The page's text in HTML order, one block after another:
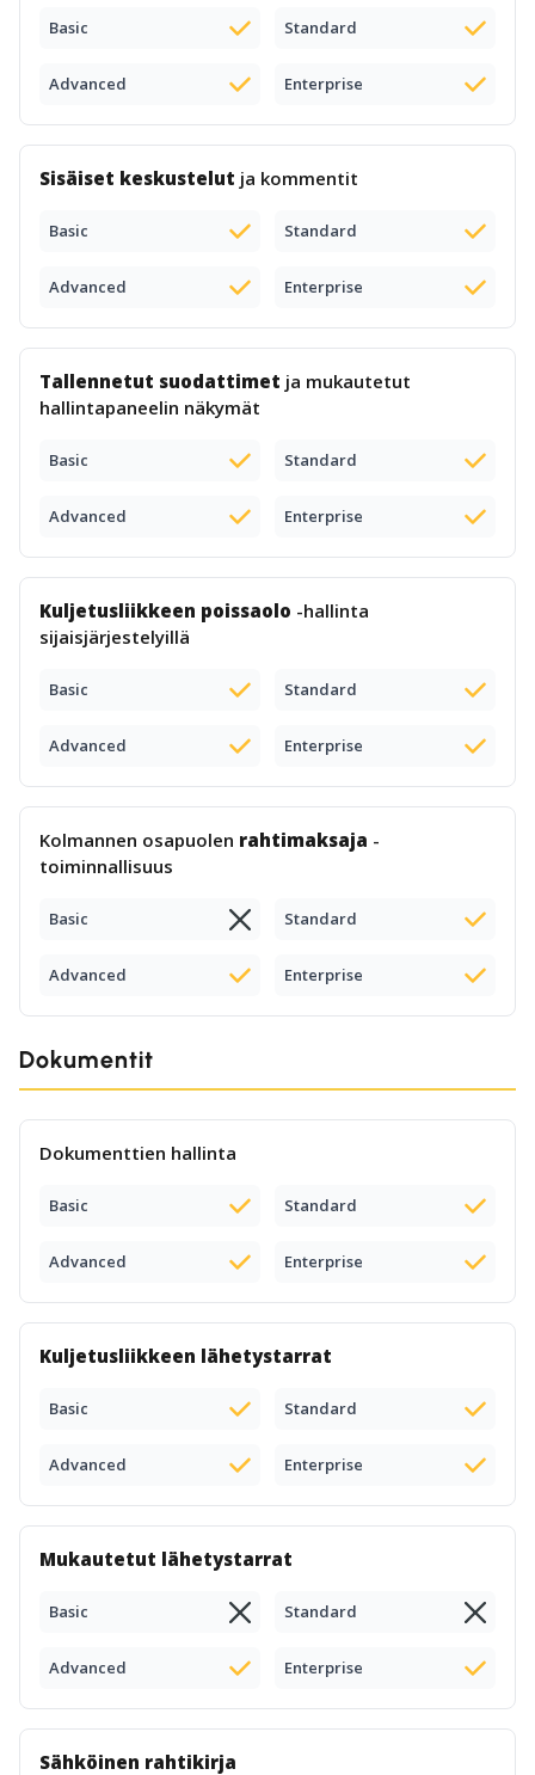
Basic Standard
Advanced Enterprise
Sisäiset keskustelut ja kommentit
Basic Standard
Advanced Enterprise
Tallennetut suodattimet ja mukautetut
hallintapaneelin näkymät
Basic Standard
Advanced Enterprise
Kuljetusliikkeen poissaolo -hallinta
sijaisjärjestelyillä
Basic Standard
Advanced Enterprise
Kolmannen osapuolen rahtimaksaja -
toiminnallisuus
Basic Standard
Advanced Enterprise
Dokumentit
Dokumenttien hallinta
Basic Standard
Advanced Enterprise
Kuljetusliikkeen lähetystarrat
Basic Standard
Advanced Enterprise
Mukautetut lähetystarrat
Basic Standard
Advanced Enterprise
Sähköinen rahtikirja